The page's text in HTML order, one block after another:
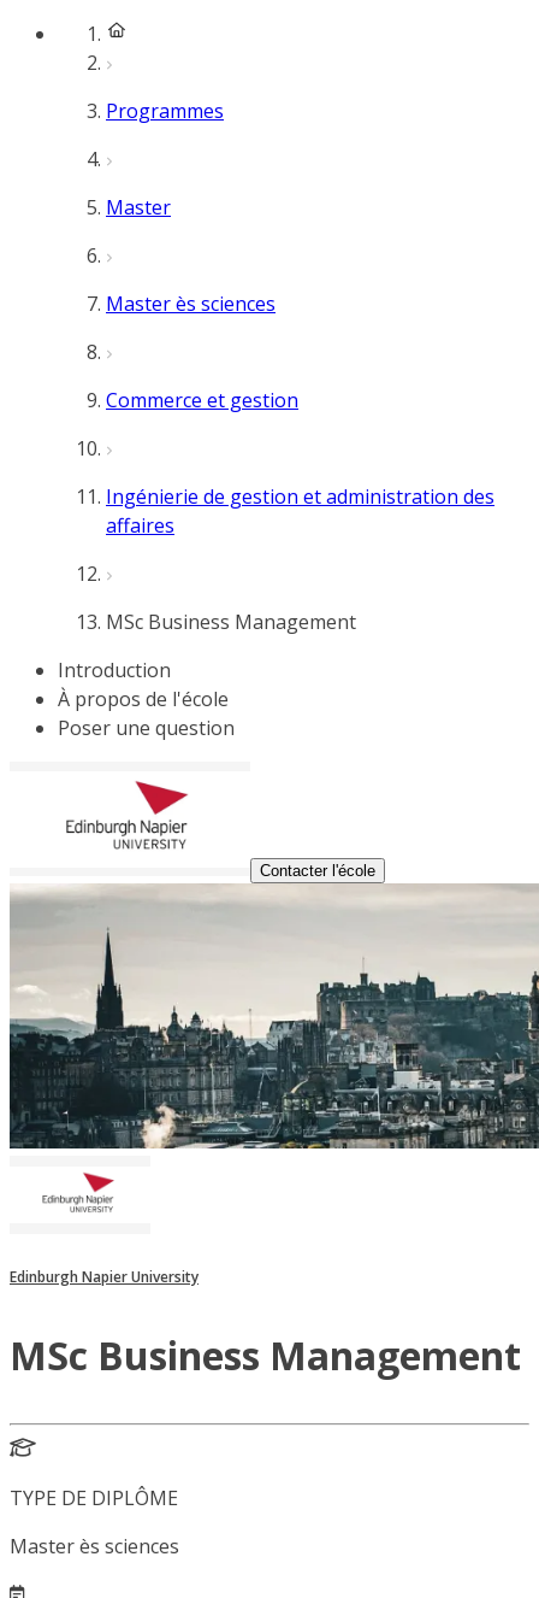
Programmes
Master
Master ès sciences
Commerce et gestion
Ingénierie de gestion et administration des
affaires
MSc Business Management
Introduction
À propos de l'école
Poser une question
Contacter l'école
Edinburgh Napier University
MSc Business Management
TYPE DE DIPLÔME
Master ès sciences